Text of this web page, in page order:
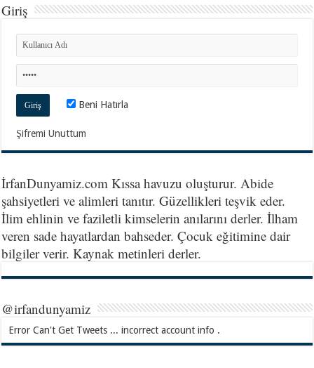
Giriş
Beni Hatırla
Şifremi Unuttum
İrfanDunyamiz.com Kıssa havuzu oluşturur. Abide
şahsiyetleri ve alimleri tanıtır. Güzellikleri teşvik eder.
İlim ehlinin ve faziletli kimselerin anılarını derler. İlham
veren sade hayatlardan bahseder. Çocuk eğitimine dair
bilgiler verir. Kaynak metinleri derler.
@irfandunyamiz
Error Can't Get Tweets ... incorrect account info .